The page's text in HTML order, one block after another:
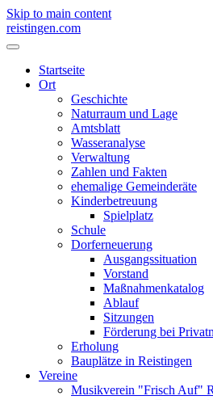
Skip to main content
reistingen.com
Startseite
Ort
Geschichte
Naturraum und Lage
Amtsblatt
Wasseranalyse
Verwaltung
Zahlen und Fakten
ehemalige Gemeinderäte
Kinderbetreuung
Spielplatz
Schule
Dorferneuerung
Ausgangssituation
Vorstand
Maßnahmenkatalog
Ablauf
Sitzungen
Förderung bei
Erholung
Bauplätze in Reistingen
Vereine
Musikverein "Frisch Auf"